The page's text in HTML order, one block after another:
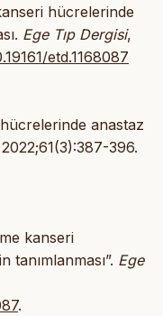
hücrelerinde
Ege Tıp Dergisi,
etd.1168087
anastaz
396.
kanseri
Ege
.